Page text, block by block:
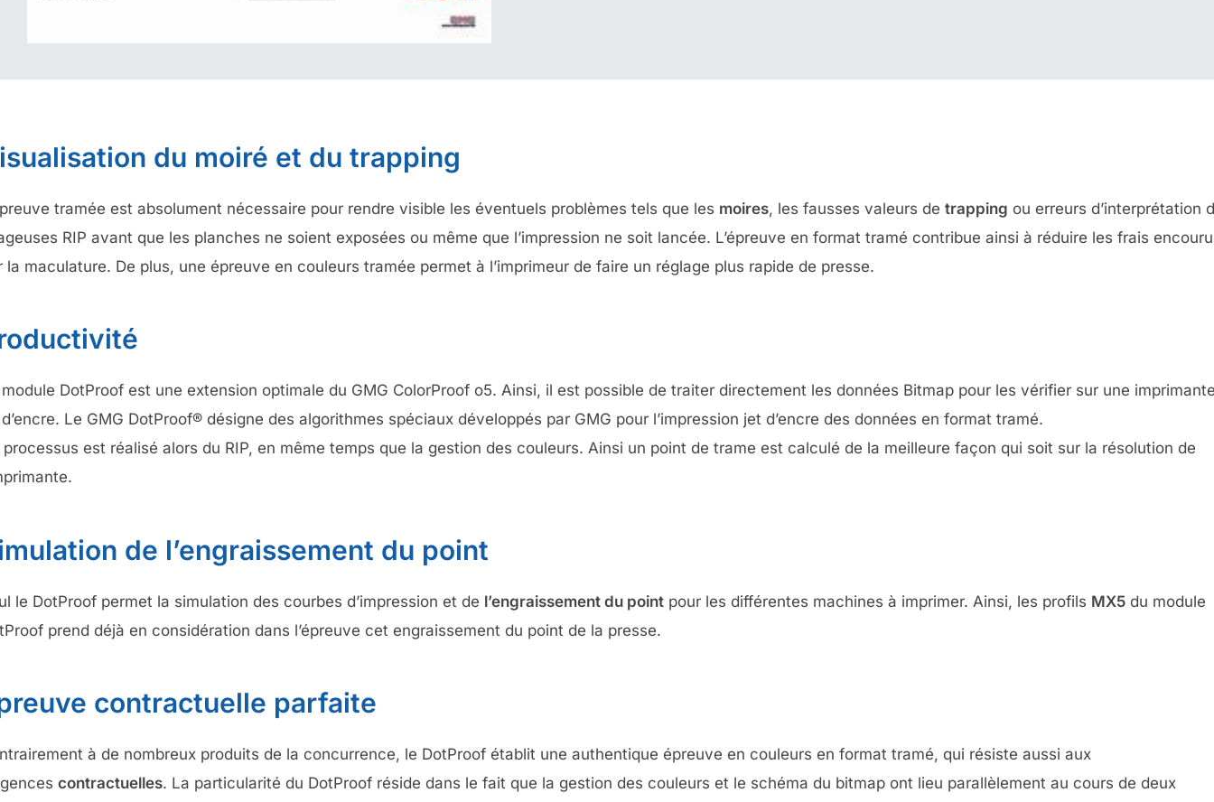
du moiré et du trapping
tramée est absolument nécessaire pour rendre visible les éventuels problèmes tels que les moires, les fausses valeurs de trapping ou erreurs d’interprétation
RIP avant que les planches ne soient exposées ou même que l’impression ne soit lancée. L’épreuve en format tramé contribue ainsi à réduire les frais
la maculature. De plus, une épreuve en couleurs tramée permet à l’imprimeur de faire un réglage plus rapide de presse.
DotProof est une extension optimale du GMG ColorProof o5. Ainsi, il est possible de traiter directement les données Bitmap pour les vérifier sur une
Le GMG DotProof® désigne des algorithmes spéciaux développés par GMG pour l’impression jet d’encre des données en format tramé.
processus est réalisé alors du RIP, en même temps que la gestion des couleurs. Ainsi un point de trame est calculé de la meilleure façon qui soit sur la résolution de
de l’engraissement du point
le DotProof permet la simulation des courbes d’impression et de l’engraissement du point pour les différentes machines à imprimer. Ainsi, les profils MX5 du module
prend déjà en considération dans l’épreuve cet engraissement du point de la presse.
contractuelle parfaite
à de nombreux produits de la concurrence, le DotProof établit une authentique épreuve en couleurs en format tramé, qui résiste aussi aux
contractuelles. La particularité du DotProof réside dans le fait que la gestion des couleurs et le schéma du bitmap ont lieu parallèlement au cours de deux